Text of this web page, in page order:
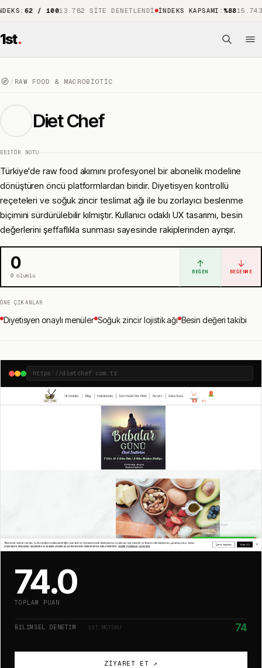
62 / 100 13.782 SITE DENETLENDI İNDEKS KAPSAMI:%8815.743 ÖNE
1st.
/ RAW FOOD & MACROBIOTIC
Diet Chef
EDITÖR NOTU
Türkiye'de raw food akımını profesyonel bir abonelik modeline
dönüştüren öncü platformlardan biridir. Diyetisyen kontrollü
reçeteleri ve soğuk zincir teslimat ağı ile bu zorlayıcı beslenme
biçimini sürdürülebilir kılmıştır. Kullanıcı odaklı UX tasarımı, besin
değerlerini şeffaflıkla sunması sayesinde rakiplerinden ayrışır.
0
0olumlu
↑
BEĞEN
↓
BEĞENME
ÖNE ÇIKANLAR
Diyetisyen onaylı menüler Soğuk zincir lojistik ağı Besin değeri takibi
https://dietchef.com.tr
74.0
TOPLAM PUAN
BILIMSEL DENETIM · 1ST MOTORU 74
ZIYARET ET ↗